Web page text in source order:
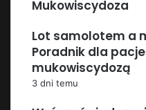
Mukowiscydoza
Lot samolotem a
Poradnik dla
mukowiscydozą
3 dni temu